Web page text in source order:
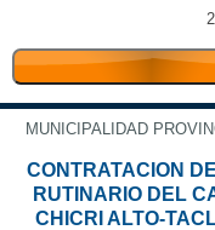
MUNICIPALIDAD
CONTRATACION
RUTINARIO DEL
CHICRI ALTO-